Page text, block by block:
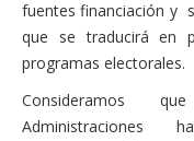
fuentes financiación y
que se traducirá en
programas electorales.
Consideramos
Administraciones